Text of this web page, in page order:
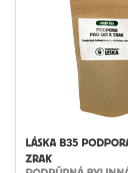
LÁSKA B35
ZRAK